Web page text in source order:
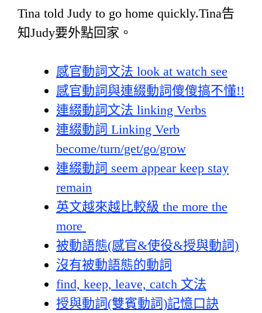
Tina told Judy to go home quickly.Tina告
知Judy要外點回家。
感官動詞文法 look at watch see
感官動詞與連綴動詞傻傻搞不懂!!
連綴動詞文法 linking Verbs
連綴動詞 Linking Verb
become/turn/get/go/grow
連綴動詞 seem appear keep stay
remain
英文越來越比較級 the more the
more
被動語態(感官&使役&授與動詞)
沒有被動語態的動詞
find, keep, leave, catch 文法
授與動詞(雙賓動詞)記憶口訣